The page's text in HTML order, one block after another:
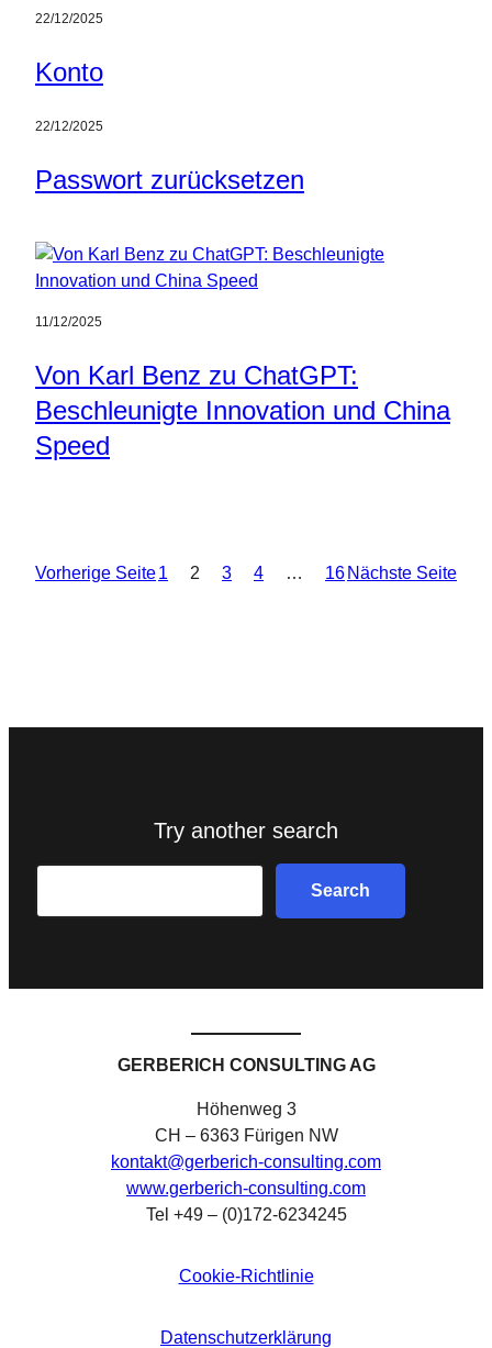
22/12/2025
Konto
22/12/2025
Passwort zurücksetzen
11/12/2025
Von Karl Benz zu ChatGPT:
Beschleunigte Innovation und China
Speed
Vorherige Seite1 2 3 4 … 16 Nächste Seite
Try another search
Search
GERBERICH CONSULTING AG
Höhenweg 3
CH – 6363 Fürigen NW
kontakt@gerberich-consulting.com
www.gerberich-consulting.com
Tel +49 – (0)172-6234245
Cookie-Richtlinie
Datenschutzerklärung